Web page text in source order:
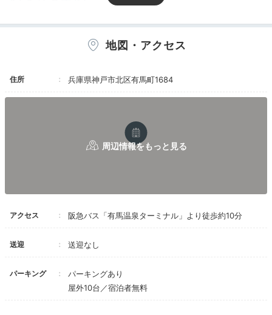
一部の客室を除き、館内は基本的に中学生以上の大人限
定。お部屋は全9室で、元の建築を生かした趣を楽しめ
らは庭園が見え、四季折々の風景をゆったりと楽しめま
地図・アクセス
住所 兵庫県神戸市北区有馬町1684
アクセス 阪急バス「有馬温泉ターミナル」より徒歩約10分
送迎 送迎なし
パーキング
パーキングあり
屋外10台／宿泊者無料